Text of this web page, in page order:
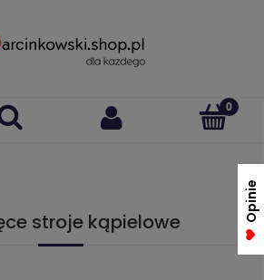
stroje kąpielowe Opinie